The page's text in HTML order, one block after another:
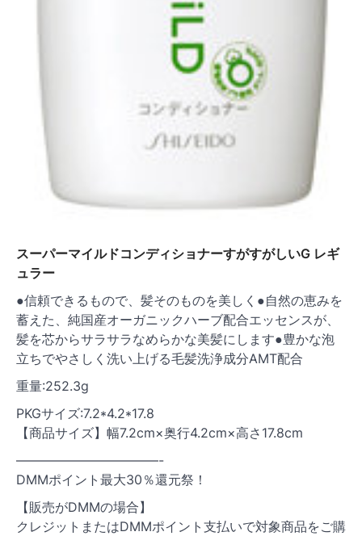
スーパーマイルドコンディショナーすがすがしいG レギ
ュラー
●信頼できるもので、髪そのものを美しく●自然の恵みを
蓄えた、純国産オーガニックハーブ配合エッセンスが、
髪を芯からサラサラなめらかな美髪にします●豊かな泡
立ちでやさしく洗い上げる毛髪洗浄成分AMT配合
重量:252.3g
PKGサイズ:7.2*4.2*17.8
【商品サイズ】幅7.2cm×奥行4.2cm×高さ17.8cm
———————————-
DMMポイント最大30％還元祭！
【販売がDMMの場合】
クレジットまたはDMMポイント支払いで対象商品をご購